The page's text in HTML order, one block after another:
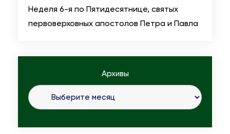
Неделя 6-я по Пятидесятнице, святых
первоверховных апостолов Петра и Павла
Архивы